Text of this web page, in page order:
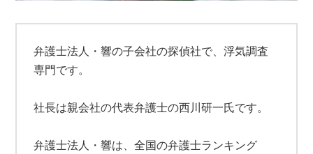
弁護士法人・響の子会社の探偵社で、浮気調査
専門です。
社長は親会社の代表弁護士の西川研一氏です。
弁護士法人・響は、全国の弁護士ランキング